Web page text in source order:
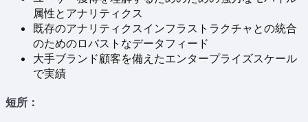
属性とアナリティクス
既存のアナリティクスインフラストラクチャとの統合
のためのロバストなデータフィード
大手ブランド顧客を備えたエンタープライズスケール
で実績
短所：